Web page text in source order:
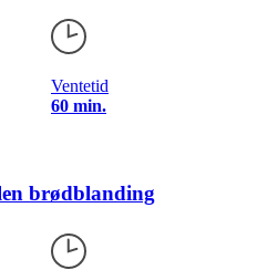
Ventetid
60 min.
brødblanding